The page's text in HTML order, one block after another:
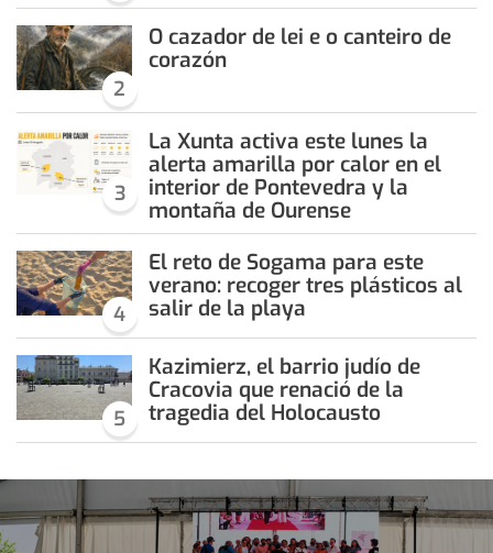
2
O cazador de lei e o canteiro de
corazón
3
La Xunta activa este lunes la
alerta amarilla por calor en el
interior de Pontevedra y la
montaña de Ourense
4
El reto de Sogama para este
verano: recoger tres plásticos al
salir de la playa
5
Kazimierz, el barrio judío de
Cracovia que renació de la
tragedia del Holocausto